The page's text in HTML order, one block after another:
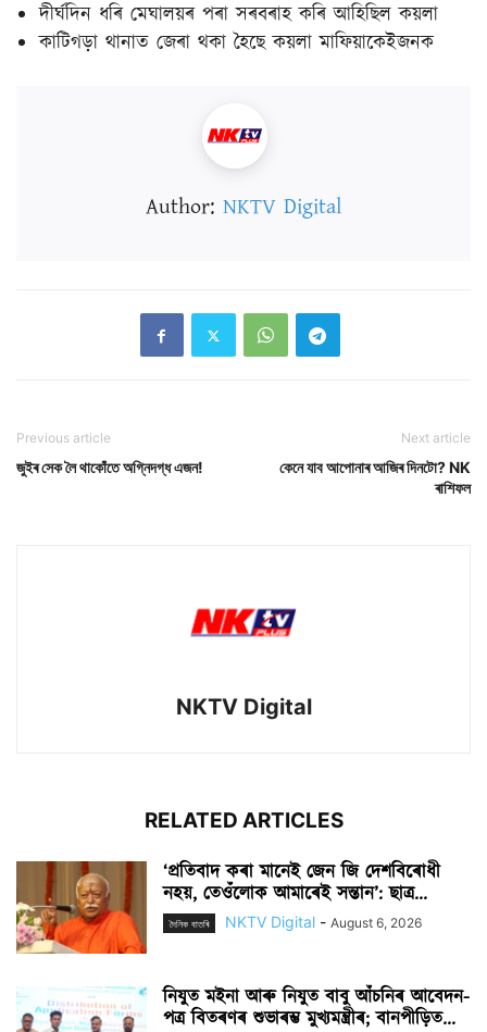
দীৰ্ঘদিন ধৰি মেঘালয়ৰ পৰা সৰবৰাহ কৰি আহিছিল কয়লা
কাটিগড়া থানাত জেৰা থকা হৈছে কয়লা মাফিয়াকেইজনক
Author: NKTV Digital
Previous article
জুইৰ সেক লৈ থাকোঁতে অগ্নিদগ্ধ এজন!
Next article
কেনে যাব আপোনাৰ আজিৰ দিনটো? NK
ৰাশিফল
NKTV Digital
RELATED ARTICLES
‘প্ৰতিবাদ কৰা মানেই জেন জি দেশবিৰোধী
নহয়, তেওঁলোক আমাৰেই সন্তান’: ছাত্ৰ...
দৈনিক বাতৰি NKTV Digital - August 6, 2026
নিযুত মইনা আৰু নিযুত বাবু আঁচনিৰ আবেদন-
পত্ৰ বিতৰণৰ শুভাৰম্ভ মুখ্যমন্ত্ৰীৰ; বানপীড়িত...